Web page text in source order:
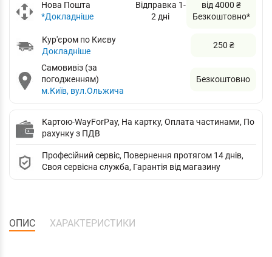
Нова Пошта
*Докладніше
Відправка 1-
2 дні
від 4000 ₴
Безкоштовно*
Кур'єром по Києву
Докладніше
250 ₴
Самовивіз (за
погодженням)
м.Київ, вул.Ольжича
Безкоштовно
Картою-WayForPay, На картку, Оплата частинами, По
рахунку з ПДВ
Професійний сервіс, Повернення протягом 14 днів,
Своя сервісна служба, Гарантія від магазину
ОПИС ХАРАКТЕРИСТИКИ